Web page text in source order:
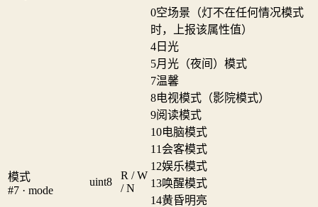
模式
#7 · mode
uint8
R / W
/ N
0空场景（灯不在任何情况模式
时，上报该属性值）
4 日光
5月光（夜间）模式
7温馨
8电视模式（影院模式）
9阅读模式
10电脑模式
11 会客模式
12娱乐模式
13唤醒模式
14黄昏明亮